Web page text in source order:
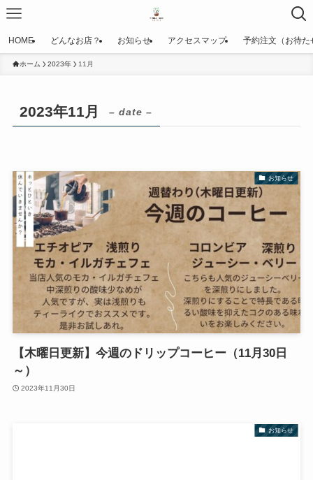
HOME どんなお店？ お知らせ アクセスマップ 予約注文（お待た
ホーム 2023年 11月
2023年11月 – date –
お知らせ
【木曜日更新】今週のドリップコーヒー（11月30日
～）
2023年11月30日
お知らせ